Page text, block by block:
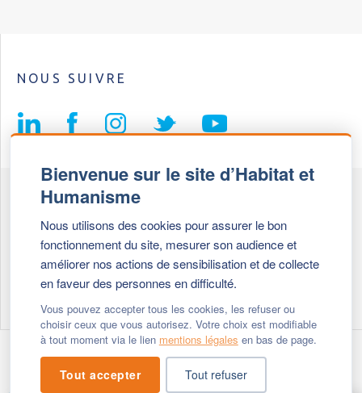
Bienvenue sur le site d’Habitat et
Humanisme
Nous utilisons des cookies pour assurer le bon
fonctionnement du site, mesurer son audience et
améliorer nos actions de sensibilisation et de collecte
en faveur des personnes en difficulté.
Vous pouvez accepter tous les cookies, les refuser ou
choisir ceux que vous autorisez. Votre choix est modifiable
à tout moment via le lien mentions légales en bas de page.
Tout accepter Tout refuser
NOUS SUIVRE
69647 Caluire et Cuire cedex
+ 33 (0)4 72 27 42 58
- © 2026 Habitat & Humanisme